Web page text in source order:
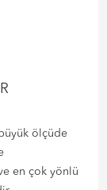
ölçüde
en çok yönlü